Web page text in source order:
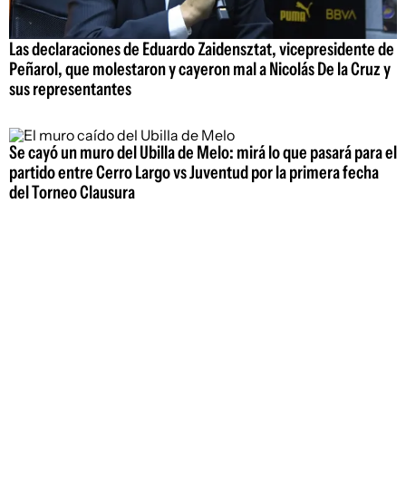
Las declaraciones de Eduardo Zaidensztat, vicepresidente de
Peñarol, que molestaron y cayeron mal a Nicolás De la Cruz y
sus representantes
Se cayó un muro del Ubilla de Melo: mirá lo que pasará para el
partido entre Cerro Largo vs Juventud por la primera fecha
del Torneo Clausura